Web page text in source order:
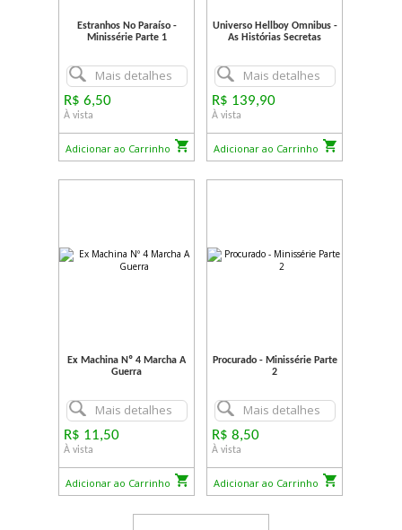
Estranhos No Paraíso -
Minissérie Parte 1
Mais detalhes
R$ 6,50
À vista
Adicionar ao Carrinho
Universo Hellboy Omnibus -
As Histórias Secretas
Mais detalhes
R$ 139,90
À vista
Adicionar ao Carrinho
Ex Machina Nº 4 Marcha A
Guerra
Mais detalhes
R$ 11,50
À vista
Adicionar ao Carrinho
Procurado - Minissérie Parte
2
Mais detalhes
R$ 8,50
À vista
Adicionar ao Carrinho